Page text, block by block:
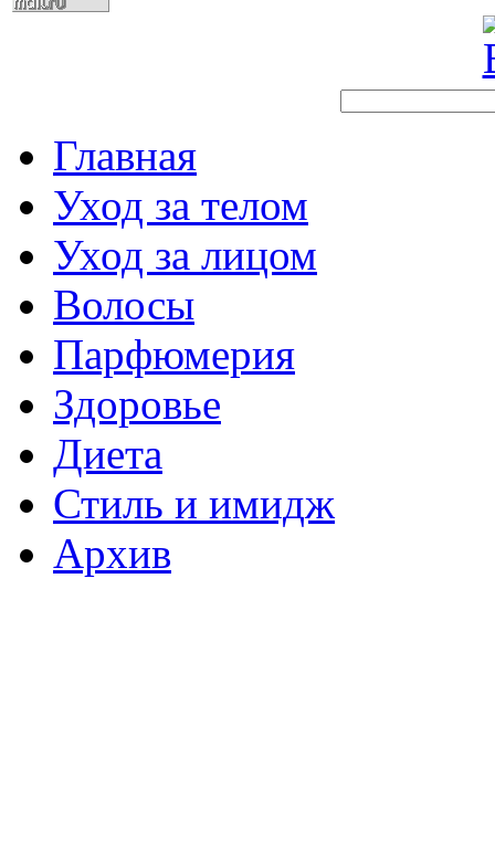
Главная
Уход за телом
Уход за лицом
Волосы
Парфюмерия
Здоровье
Диета
Стиль и имидж
Архив